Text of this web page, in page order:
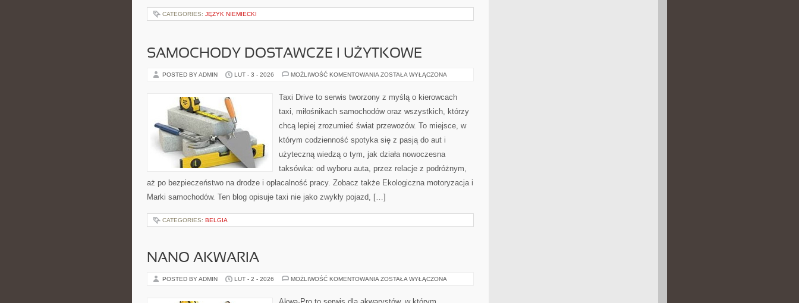
CATEGORIES: JĘZYK NIEMIECKI
SAMOCHODY DOSTAWCZE I UŻYTKOWE
POSTED BY ADMIN LUT - 3 - 2026 MOŻLIWOŚĆ KOMENTOWANIA SAMOCHODY
UŻYTKOWE
ZOSTAŁA WYŁĄCZONA
Taxi Drive to serwis tworzony z myślą o kierowcach
taxi, miłośnikach samochodów oraz wszystkich, którzy
chcą lepiej zrozumieć świat przewozów. To miejsce, w
którym codzienność spotyka się z pasją do aut i
użyteczną wiedzą o tym, jak działa nowoczesna
taksówka: od wyboru auta, przez relacje z podróżnym,
aż po bezpieczeństwo na drodze i opłacalność pracy. Zobacz także Ekologiczna motoryzacja i
Marki samochodów. Ten blog opisuje taxi nie jako zwykły pojazd, […]
CATEGORIES: BELGIA
NANO AKWARIA
POSTED BY ADMIN LUT - 2 - 2026 MOŻLIWOŚĆ KOMENTOWANIA NANO
ZOSTAŁA WYŁĄCZONA